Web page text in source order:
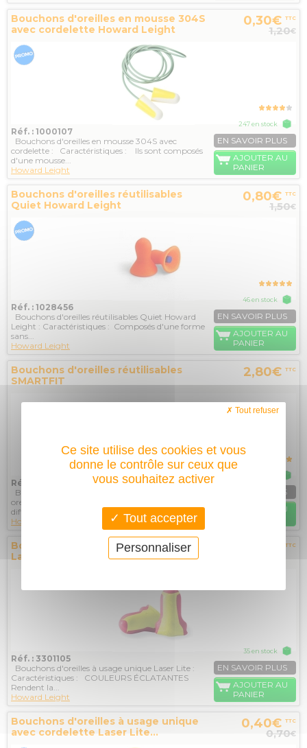
Bouchons d'oreilles en mousse 304S
avec cordelette Howard Leight
0,30€ TTC
1,20€
Réf. : 1000107
Bouchons d'oreilles en mousse 304S avec
cordelette : Caractéristiques : Ils sont composés
d'une mousse...
Howard Leight
247 en stock
EN SAVOIR PLUS
AJOUTER AU
PANIER
Bouchons d'oreilles réutilisables
Quiet Howard Leight
0,80€ TTC
1,50€
Réf. : 1028456
Bouchons d'oreilles réutilisables Quiet Howard
Leight : Caractéristiques : Composés d'une forme
sans...
Howard Leight
46 en stock
EN SAVOIR PLUS
AJOUTER AU
PANIER
Bouchons d'oreilles réutilisables
SMARTFIT
2,80€ TTC
Réf. : 1011239
Bouchons d'oreilles réutilisables SMARTFIT Les
oreilles sont comme les personnes - uniques et
différentes....
Howard Leight
EN SAVOIR PLUS
AJOUTER AU
Bouchons d'oreilles à usage unique
Laser Lite Howard Leight
TTC
Réf. : 3301105
Bouchons d'oreilles à usage unique Laser Lite :
Caractéristiques : COULEURS ÉCLATANTES
Rendent la...
Howard Leight
35 en stock
EN SAVOIR PLUS
AJOUTER AU
PANIER
Bouchons d'oreilles à usage unique
avec cordelette Laser Lite...
0,40€ TTC
0,70€
Ce site utilise des cookies et vous
donne le contrôle sur ceux que
vous souhaitez activer
Tout accepter
Tout refuser
Personnaliser